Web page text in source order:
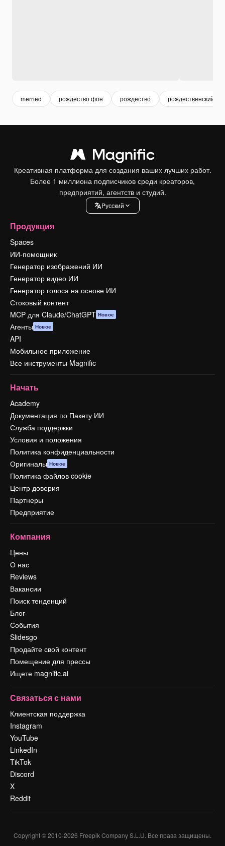
merried рождество фон рождество рождественский
Креативная платформа для создания ваших лучших работ.
Более 1 миллиона подписчиков среди креаторов,
предприятий, агентств и студий.
Pусский
Продукция
Spaces
ИИ-помощник
Генератор изображений ИИ
Генератор видео ИИ
Генератор голоса на основе ИИ
Стоковый контент
MCP для Claude/ChatGPT Новое
Агенты Новое
API
Мобильное приложение
Все инструменты Magnific
Начать
Academy
Документация по Пакету ИИ
Служба поддержки
Условия и положения
Политика конфиденциальности
Оригиналы Новое
Политика файлов cookie
Центр доверия
Партнеры
Предприятие
Компания
Цены
О нас
Reviews
Вакансии
Поиск тенденций
Блог
События
Slidesgo
Продайте свой контент
Помещение для прессы
Ищете magnific.ai
Связаться с нами
Клиентская поддержка
Instagram
YouTube
LinkedIn
TikTok
Discord
X
Reddit
Copyright © 2010-2026 Freepik Company S.L.U. Все права защищены.